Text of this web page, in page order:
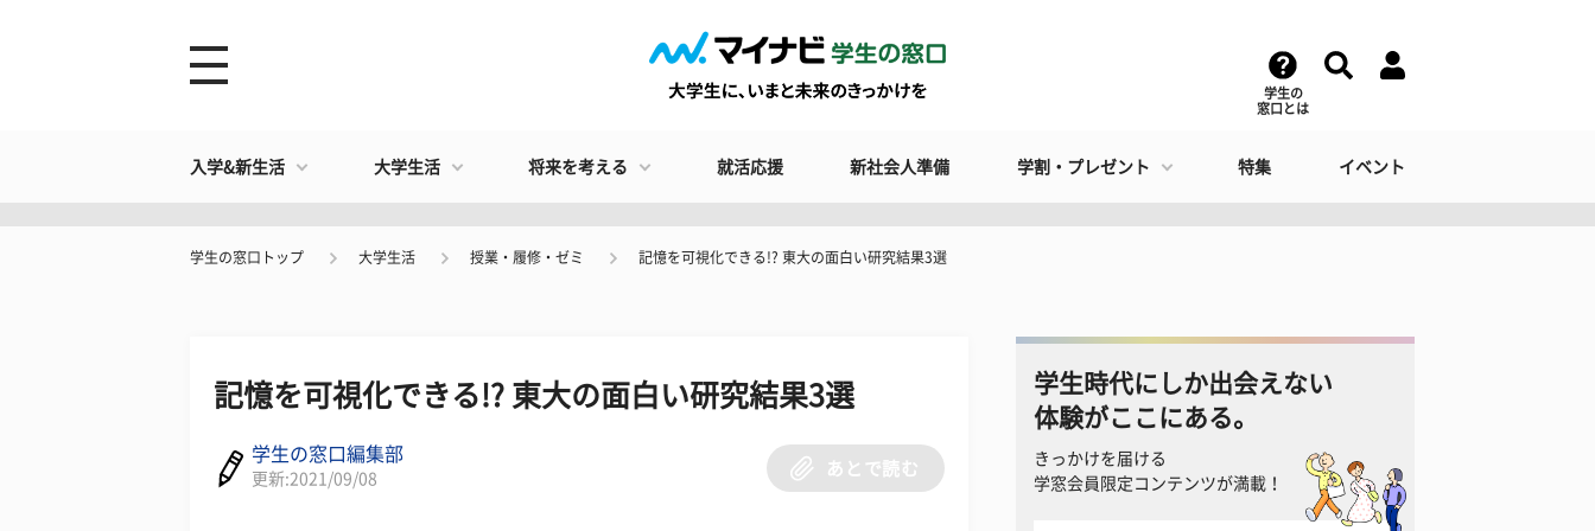
学生の
窓口とは
入学&新生活 大学生活 将来を考える 就活応援 新社会人準備 学割・プレゼント 特集 イベント
学生の窓口トップ 大学生活 授業・履修・ゼミ 記憶を可視化できる!? 東大の面白い研究結果3選
記憶を可視化できる!? 東大の面白い研究結果3選
学生の窓口編集部
更新:2021/09/08
あとで読む
学生時代にしか出会えない
体験がここにある。
きっかけを届ける
学窓会員限定コンテンツが満載！